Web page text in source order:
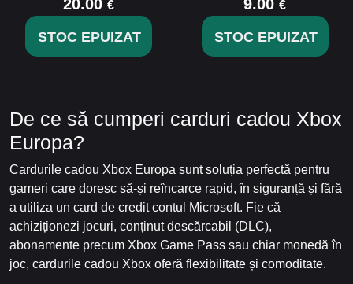
20.00 €
STOC EPUIZAT
9.00 €
STOC EPUIZAT
De ce să cumperi carduri cadou Xbox
Europa?
Cardurile cadou Xbox Europa sunt soluția perfectă pentru
gameri care doresc să-și reîncarce rapid, în siguranță și fără
a utiliza un card de credit contul Microsoft. Fie că
achiziționezi jocuri, conținut descărcabil (DLC),
abonamente precum Xbox Game Pass sau chiar monedă în
joc, cardurile cadou Xbox oferă flexibilitate și comoditate.